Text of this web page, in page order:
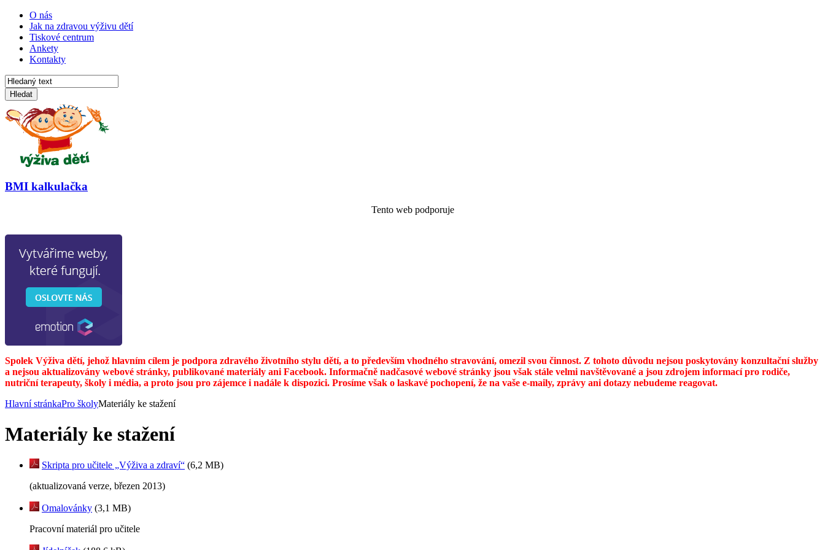
O nás
Jak na zdravou výživu dětí
Tiskové centrum
Ankety
Kontakty
Hledat
BMI kalkulačka
Tento web podporuje
Spolek Výživa dětí, jehož hlavním cílem je podpora zdravého životního stylu dětí, a to především vhodného stravování, omezil svou činnost. Z tohoto důvodu nejsou poskytovány konzultační služby
a nejsou aktualizovány webové stránky, publikované materiály ani Facebook. Informačně nadčasové webové stránky jsou však stále velmi navštěvované a jsou zdrojem informací pro rodiče,
nutriční terapeuty, školy i média, a proto jsou pro zájemce i nadále k dispozici. Prosíme však o laskavé pochopení, že na vaše e-maily, zprávy ani dotazy nebudeme reagovat.
Hlavní stránkaPro školyMateriály ke stažení
Materiály ke stažení
Skripta pro učitele „Výživa a zdraví“ (6,2 MB)
(aktualizovaná verze, březen 2013)
Omalovánky (3,1 MB)
Pracovní materiál pro učitele